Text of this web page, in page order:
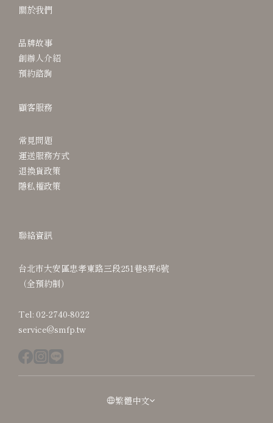
關於我們
品牌故事
創辦人介紹
預約諮詢
顧客服務
常見問題
運送服務方式
退換貨政策
隱私權政策
聯絡資訊
台北市大安區忠孝東路三段251巷8弄6號
（全預約制）
Tel: 02-2740-8022
service@smfp.tw
繁體中文